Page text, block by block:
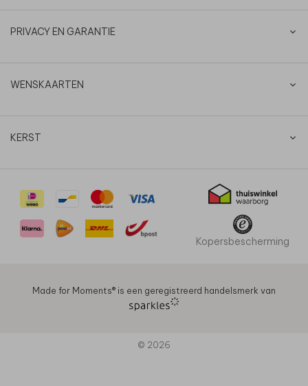
PRIVACY EN GARANTIE
WENSKAARTEN
KERST
Kopersbescherming
Made for Moments®️ is een geregistreerd handelsmerk van
© 2026